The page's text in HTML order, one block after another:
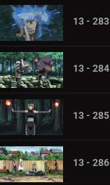
13 - 283
13 - 284
13 - 285
13 - 286